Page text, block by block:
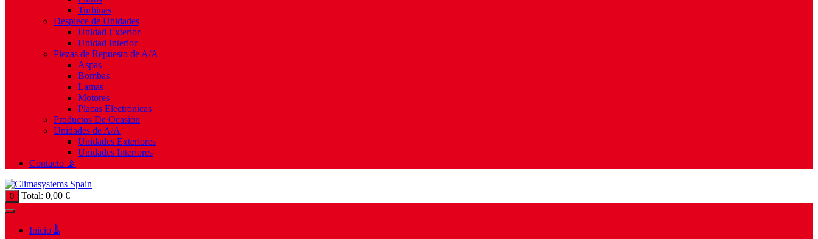
Turbinas
Despiece de Unidades
Unidad Exterior
Unidad Interior
Piezas de Repuesto de A/A
Aspas
Bombas
Lamas
Motores
Placas Electrónicas
Productos De Ocasión
Unidades de A/A
Unidades Exteriores
Unidades Interiores
Contacto 📡
0 Total: 0,00 €
Inicio 🌡️